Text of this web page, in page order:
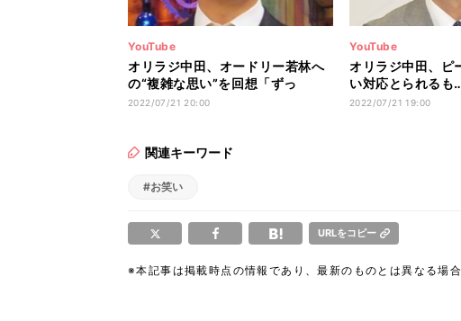
YouTube
オリラジ中田、オードリー若林へ
の“複雑な思い”を回想「ずっ
と…」
2022/07/21 20:00
YouTube
オリラジ中田、ピ
い対応とられるも
た事実に感動
2022/07/21 19:00
関連キーワード
#お笑い
URLをコピー
※本記事は掲載時点の情報であり、最新のものとは異なる場